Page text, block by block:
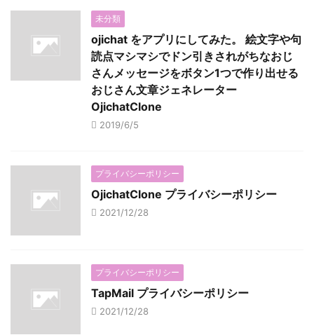
未分類
ojichat をアプリにしてみた。 絵文字や句
読点マシマシでドン引きされがちなおじ
さんメッセージをボタン1つで作り出せる
おじさん文章ジェネレーター
OjichatClone
2019/6/5
プライバシーポリシー
OjichatClone プライバシーポリシー
2021/12/28
プライバシーポリシー
TapMail プライバシーポリシー
2021/12/28